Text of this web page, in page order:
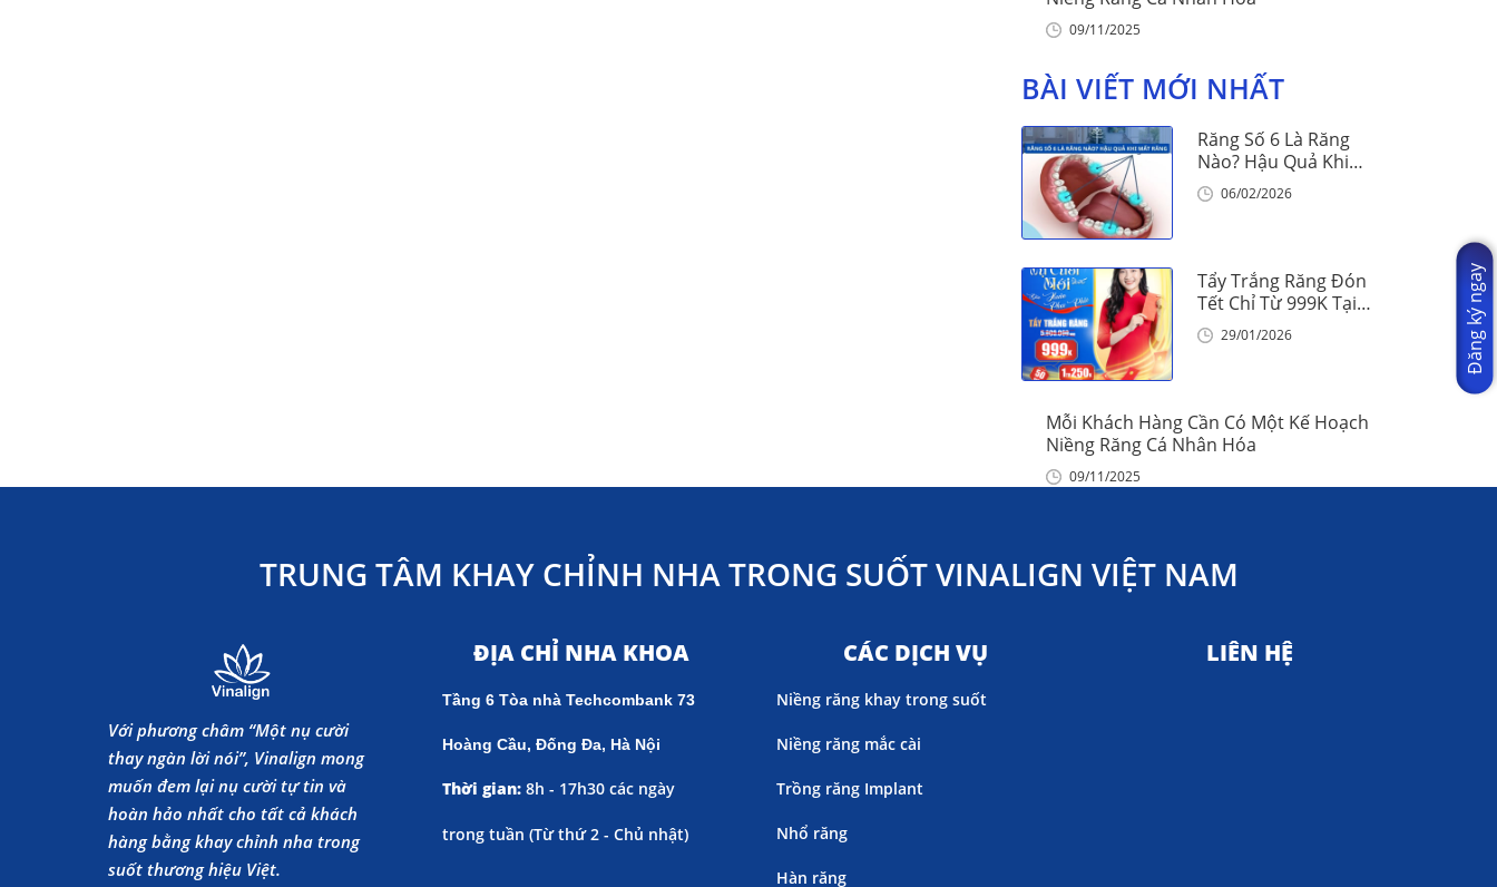
09/11/2025
BÀI VIẾT MỚI NHẤT
Răng Số 6 Là Răng
Nào? Hậu Quả Khi
Mất Răng Số 6
06/02/2026
Tẩy Trắng Răng Đón
Tết Chỉ Từ 999K Tại
Nha Khoa Vinalign
29/01/2026
Mỗi Khách Hàng Cần Có Một Kế Hoạch
Niềng Răng Cá Nhân Hóa
09/11/2025
TRUNG TÂM KHAY CHỈNH NHA TRONG SUỐT VINALIGN VIỆT NAM
Với phương châm “Một nụ cười
thay ngàn lời nói”, Vinalign mong
muốn đem lại nụ cười tự tin và
hoàn hảo nhất cho tất cả khách
hàng bằng khay chỉnh nha trong
suốt thương hiệu Việt.
ĐỊA CHỈ NHA KHOA
Tầng 6 Tòa nhà Techcombank 73
Hoàng Cầu, Đống Đa, Hà Nội
Thời gian: 8h - 17h30 các ngày
trong tuần (Từ thứ 2 - Chủ nhật)
CÁC DỊCH VỤ
Niềng răng khay trong suốt
Niềng răng mắc cài
Trồng răng Implant
Nhổ răng
Hàn răng
LIÊN HỆ
Đăng ký ngay